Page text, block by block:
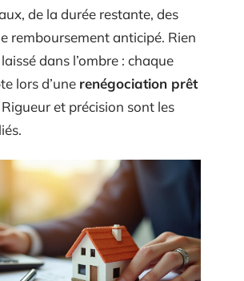
de la durée restante, des
remboursement anticipé. Rien
dans l’ombre : chaque
lors d’une renégociation prêt
Rigueur et précision sont les